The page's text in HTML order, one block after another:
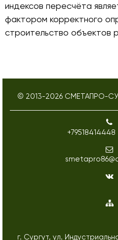
индексов пересчёта
фактором корректного
строительство объектов
© 2013-2026 СМЕТАПРО-
+79518414448
г. Сургут, ул.